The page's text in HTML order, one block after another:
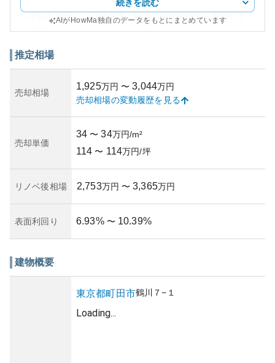
む場所にも事欠かない魅力があります。外観はモダンでシ
ンプルなデザインが特徴で、周辺の自然環境とも調和して
背景に、長期的な保有に向いていると言えます。ただし、
ります。所有リスクについては、日本特有の地震リスクや
築年数による建物の老朽化に対しての備えが重要です。特
に築年数の確認とともに、構造の耐震性能および管理体制
いる場合、リスクは軽減されるでしょう。
続きを読む
AIがHowMa独自のデータをもとにまとめています
推定相場
売却相場
1,925万円 〜 3,044万円
売却相場の変動履歴を見る
売却単価
34 〜 34万円/m²
114 〜 114万円/坪
リノベ後相場 2,753万円 〜 3,365万円
表面利回り 6.93% 〜 10.39%
建物概要
東京都町田市鶴川 ７−１
Loading...